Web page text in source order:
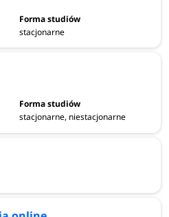
stacjonarne
stacjonarne, niestacjonarne